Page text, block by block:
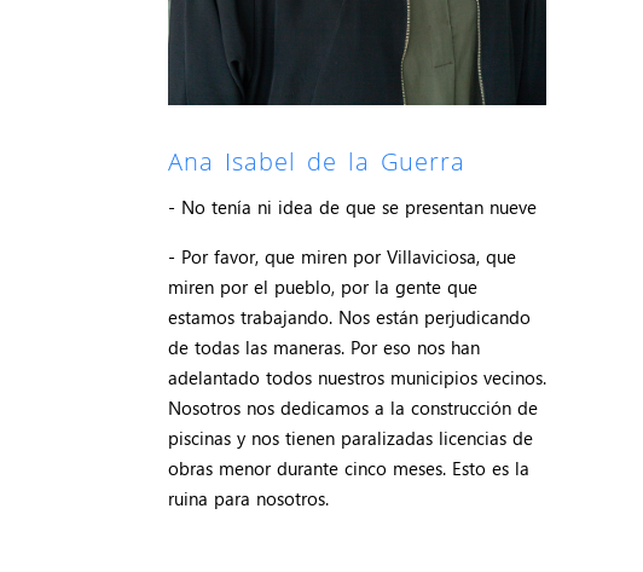
Ana Isabel de la Guerra
- No tenía ni idea de que se presentan nueve
- Por favor, que miren por Villaviciosa, que
miren por el pueblo, por la gente que
estamos trabajando. Nos están perjudicando
de todas las maneras. Por eso nos han
adelantado todos nuestros municipios vecinos.
Nosotros nos dedicamos a la construcción de
piscinas y nos tienen paralizadas licencias de
obras menor durante cinco meses. Esto es la
ruina para nosotros.